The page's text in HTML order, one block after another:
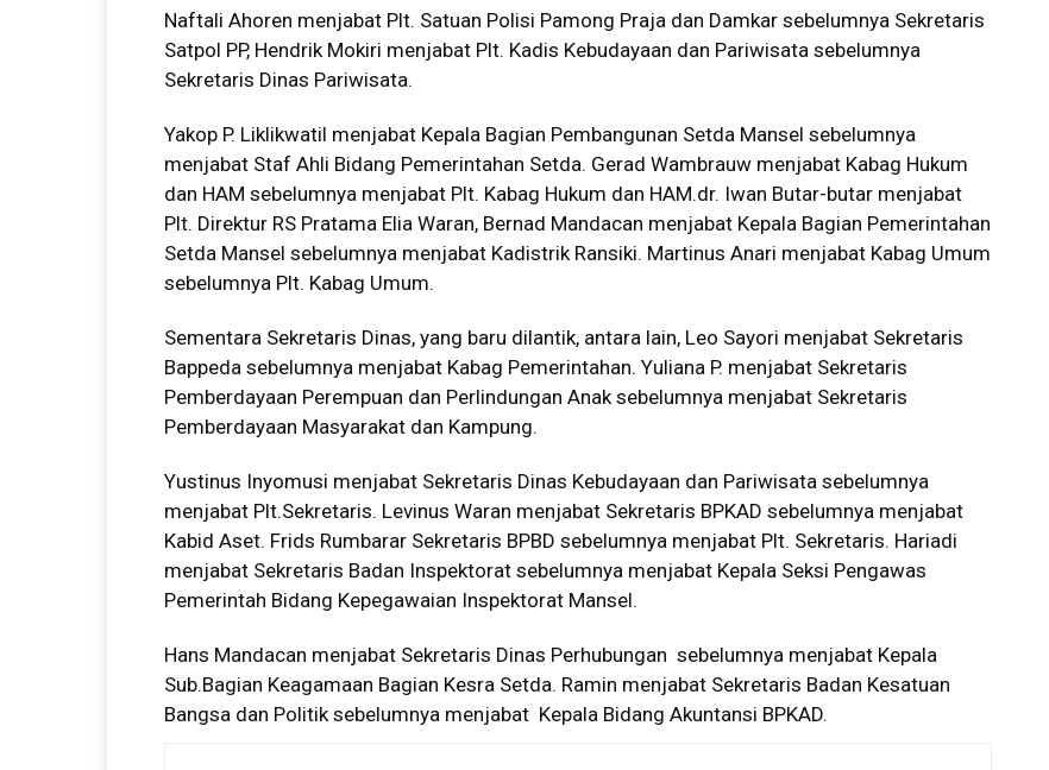
Naftali Ahoren menjabat Plt. Satuan Polisi Pamong Praja dan Damkar sebelumnya Sekretaris
Satpol PP, Hendrik Mokiri menjabat Plt. Kadis Kebudayaan dan Pariwisata sebelumnya
Sekretaris Dinas Pariwisata.
Yakop P. Liklikwatil menjabat Kepala Bagian Pembangunan Setda Mansel sebelumnya
menjabat Staf Ahli Bidang Pemerintahan Setda. Gerad Wambrauw menjabat Kabag Hukum
dan HAM sebelumnya menjabat Plt. Kabag Hukum dan HAM.dr. Iwan Butar-butar menjabat
Plt. Direktur RS Pratama Elia Waran, Bernad Mandacan menjabat Kepala Bagian Pemerintahan
Setda Mansel sebelumnya menjabat Kadistrik Ransiki. Martinus Anari menjabat Kabag Umum
sebelumnya Plt. Kabag Umum.
Sementara Sekretaris Dinas, yang baru dilantik, antara lain, Leo Sayori menjabat Sekretaris
Bappeda sebelumnya menjabat Kabag Pemerintahan. Yuliana P. menjabat Sekretaris
Pemberdayaan Perempuan dan Perlindungan Anak sebelumnya menjabat Sekretaris
Pemberdayaan Masyarakat dan Kampung.
Yustinus Inyomusi menjabat Sekretaris Dinas Kebudayaan dan Pariwisata sebelumnya
menjabat Plt.Sekretaris. Levinus Waran menjabat Sekretaris BPKAD sebelumnya menjabat
Kabid Aset. Frids Rumbarar Sekretaris BPBD sebelumnya menjabat Plt. Sekretaris. Hariadi
menjabat Sekretaris Badan Inspektorat sebelumnya menjabat Kepala Seksi Pengawas
Pemerintah Bidang Kepegawaian Inspektorat Mansel.
Hans Mandacan menjabat Sekretaris Dinas Perhubungan sebelumnya menjabat Kepala
Sub.Bagian Keagamaan Bagian Kesra Setda. Ramin menjabat Sekretaris Badan Kesatuan
Bangsa dan Politik sebelumnya menjabat Kepala Bidang Akuntansi BPKAD.